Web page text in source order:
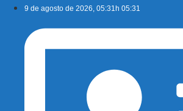
conteúdo
9 de agosto de 2026, 05:31h 05:31